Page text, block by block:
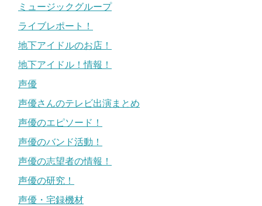
ミュージックグループ
ライブレポート！
地下アイドルのお店！
地下アイドル！情報！
声優
声優さんのテレビ出演まとめ
声優のエピソード！
声優のバンド活動！
声優の志望者の情報！
声優の研究！
声優・宅録機材